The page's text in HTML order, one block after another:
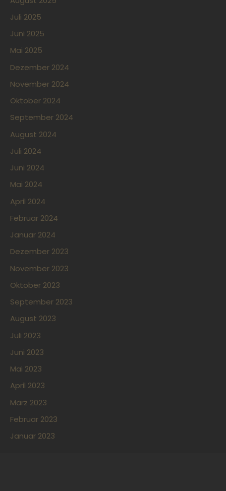
Juli 2025
Juni 2025
Mai 2025
Dezember 2024
November 2024
Oktober 2024
September 2024
August 2024
Juli 2024
Juni 2024
Mai 2024
April 2024
Februar 2024
Januar 2024
Dezember 2023
November 2023
Oktober 2023
September 2023
August 2023
Juli 2023
Juni 2023
Mai 2023
April 2023
März 2023
Februar 2023
Januar 2023